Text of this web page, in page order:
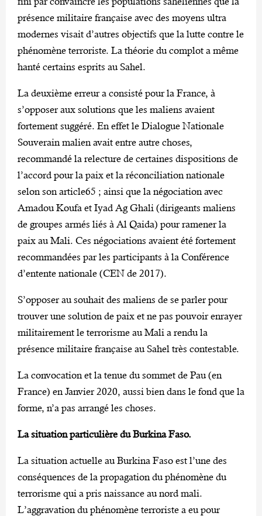
présence militaire française avec des moyens ultra
modernes visait d’autres objectifs que la lutte contre le
phénomène terroriste. La théorie du complot a même
hanté certains esprits au Sahel.
La deuxième erreur a consisté pour la France, à
s’opposer aux solutions que les maliens avaient
fortement suggéré. En effet le Dialogue Nationale
Souverain malien avait entre autre choses,
recommandé la relecture de certaines dispositions de
l’accord pour la paix et la réconciliation nationale
selon son article65 ; ainsi que la négociation avec
Amadou Koufa et Iyad Ag Ghali (dirigeants maliens
de groupes armés liés à Al Qaida) pour ramener la
paix au Mali. Ces négociations avaient été fortement
recommandées par les participants à la Conférence
d’entente nationale (CEN de 2017).
S’opposer au souhait des maliens de se parler pour
trouver une solution de paix et ne pas pouvoir enrayer
militairement le terrorisme au Mali a rendu la
présence militaire française au Sahel très contestable.
La convocation et la tenue du sommet de Pau (en
France) en Janvier 2020, aussi bien dans le fond que la
forme, n’a pas arrangé les choses.
La situation particulière du Burkina Faso.
La situation actuelle au Burkina Faso est l’une des
conséquences de la propagation du phénomène du
terrorisme qui a pris naissance au nord mali.
L’aggravation du phénomène terroriste a eu pour